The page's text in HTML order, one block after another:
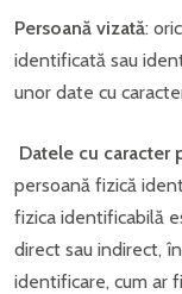
Persoană vizată:
identificată sau
unor date cu
Datele cu caracter
persoană fizică
fizica identificabilă
direct sau indirect,
identificare, cum ar